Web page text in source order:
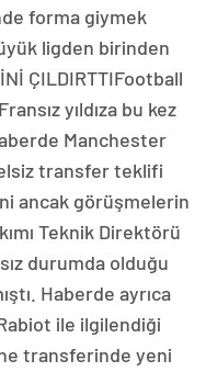
forma giymek
ligden birinden
ÇILDIRTTIFootball
yıldıza bu kez
Manchester
transfer teklifi
ancak görüşmelerin
Teknik Direktörü
durumda olduğu
Haberde ayrıca
ile ilgilendiği
transferinde yeni